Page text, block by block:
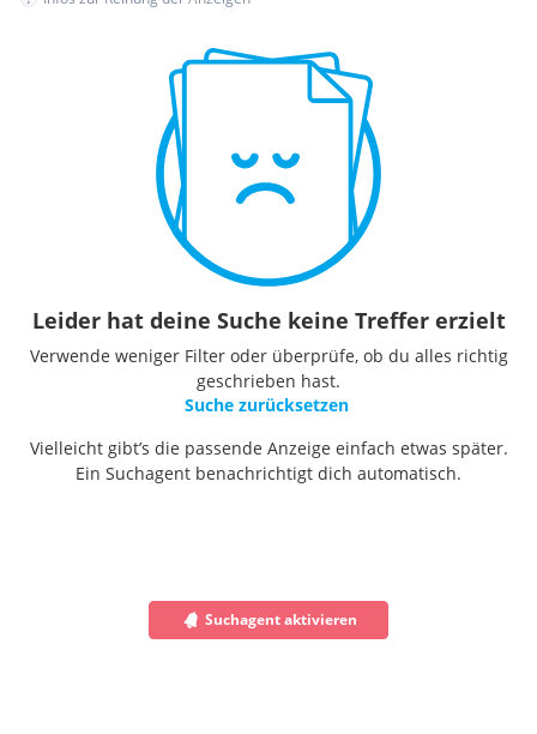
Leider hat deine Suche keine Treffer erzielt
Verwende weniger Filter oder überprüfe, ob du alles richtig
geschrieben hast.
Suche zurücksetzen
Vielleicht gibt’s die passende Anzeige einfach etwas später.
Ein Suchagent benachrichtigt dich automatisch.
Suchagent aktivieren